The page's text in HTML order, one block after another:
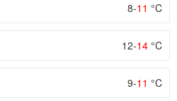
8-11 °C
12-14 °C
9-11 °C